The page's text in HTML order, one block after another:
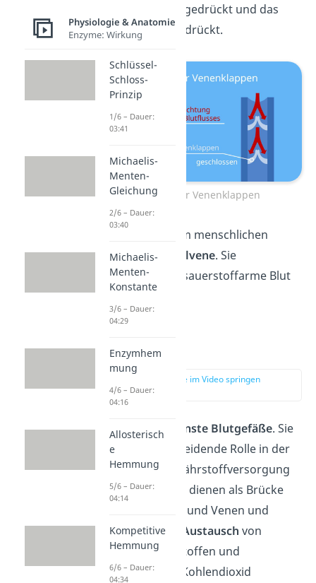
Venen zusammengedrückt und das
Blut nach oben gedrückt.
Funktion der Venenklappen
Die größte Vene im menschlichen
Körper ist die
Hohlvene. Sie
transportiert das sauerstoffarme Blut
ins Herz.
Kapillare
zur Stelle im Video springen
(03:05)
Kapillaren sind feinste Blutgefäße. Sie
spielen die entscheidende Rolle in der
Sauerstoff- und Nährstoffversorgung
unserer Zellen. Sie dienen als Brücke
zwischen Arterien und Venen und
ermöglichen den
Austausch von
Sauerstoff, Nährstoffen und
Abfallstoffen wie Kohlendioxid
Physiologie & Anatomie
Enzyme: Wirkung
Schlüssel-
Schloss-
Prinzip
1/6 – Dauer:
03:41
Michaelis-
Menten-
Gleichung
2/6 – Dauer:
03:40
Michaelis-
Menten-
Konstante
3/6 – Dauer:
04:29
Enzymhem
mung
4/6 – Dauer:
04:16
Allosterisch
e
Hemmung
5/6 – Dauer:
04:14
Kompetitive
Hemmung
6/6 – Dauer:
04:34